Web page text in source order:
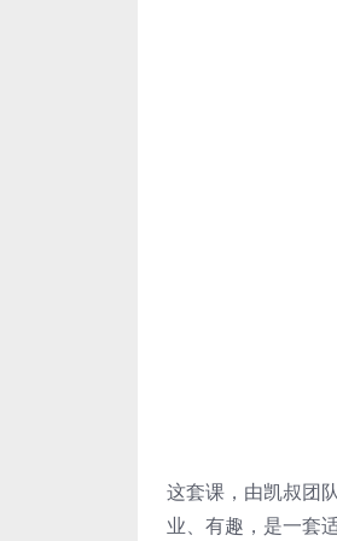
这套课，由凯叔团
业、有趣，是一套